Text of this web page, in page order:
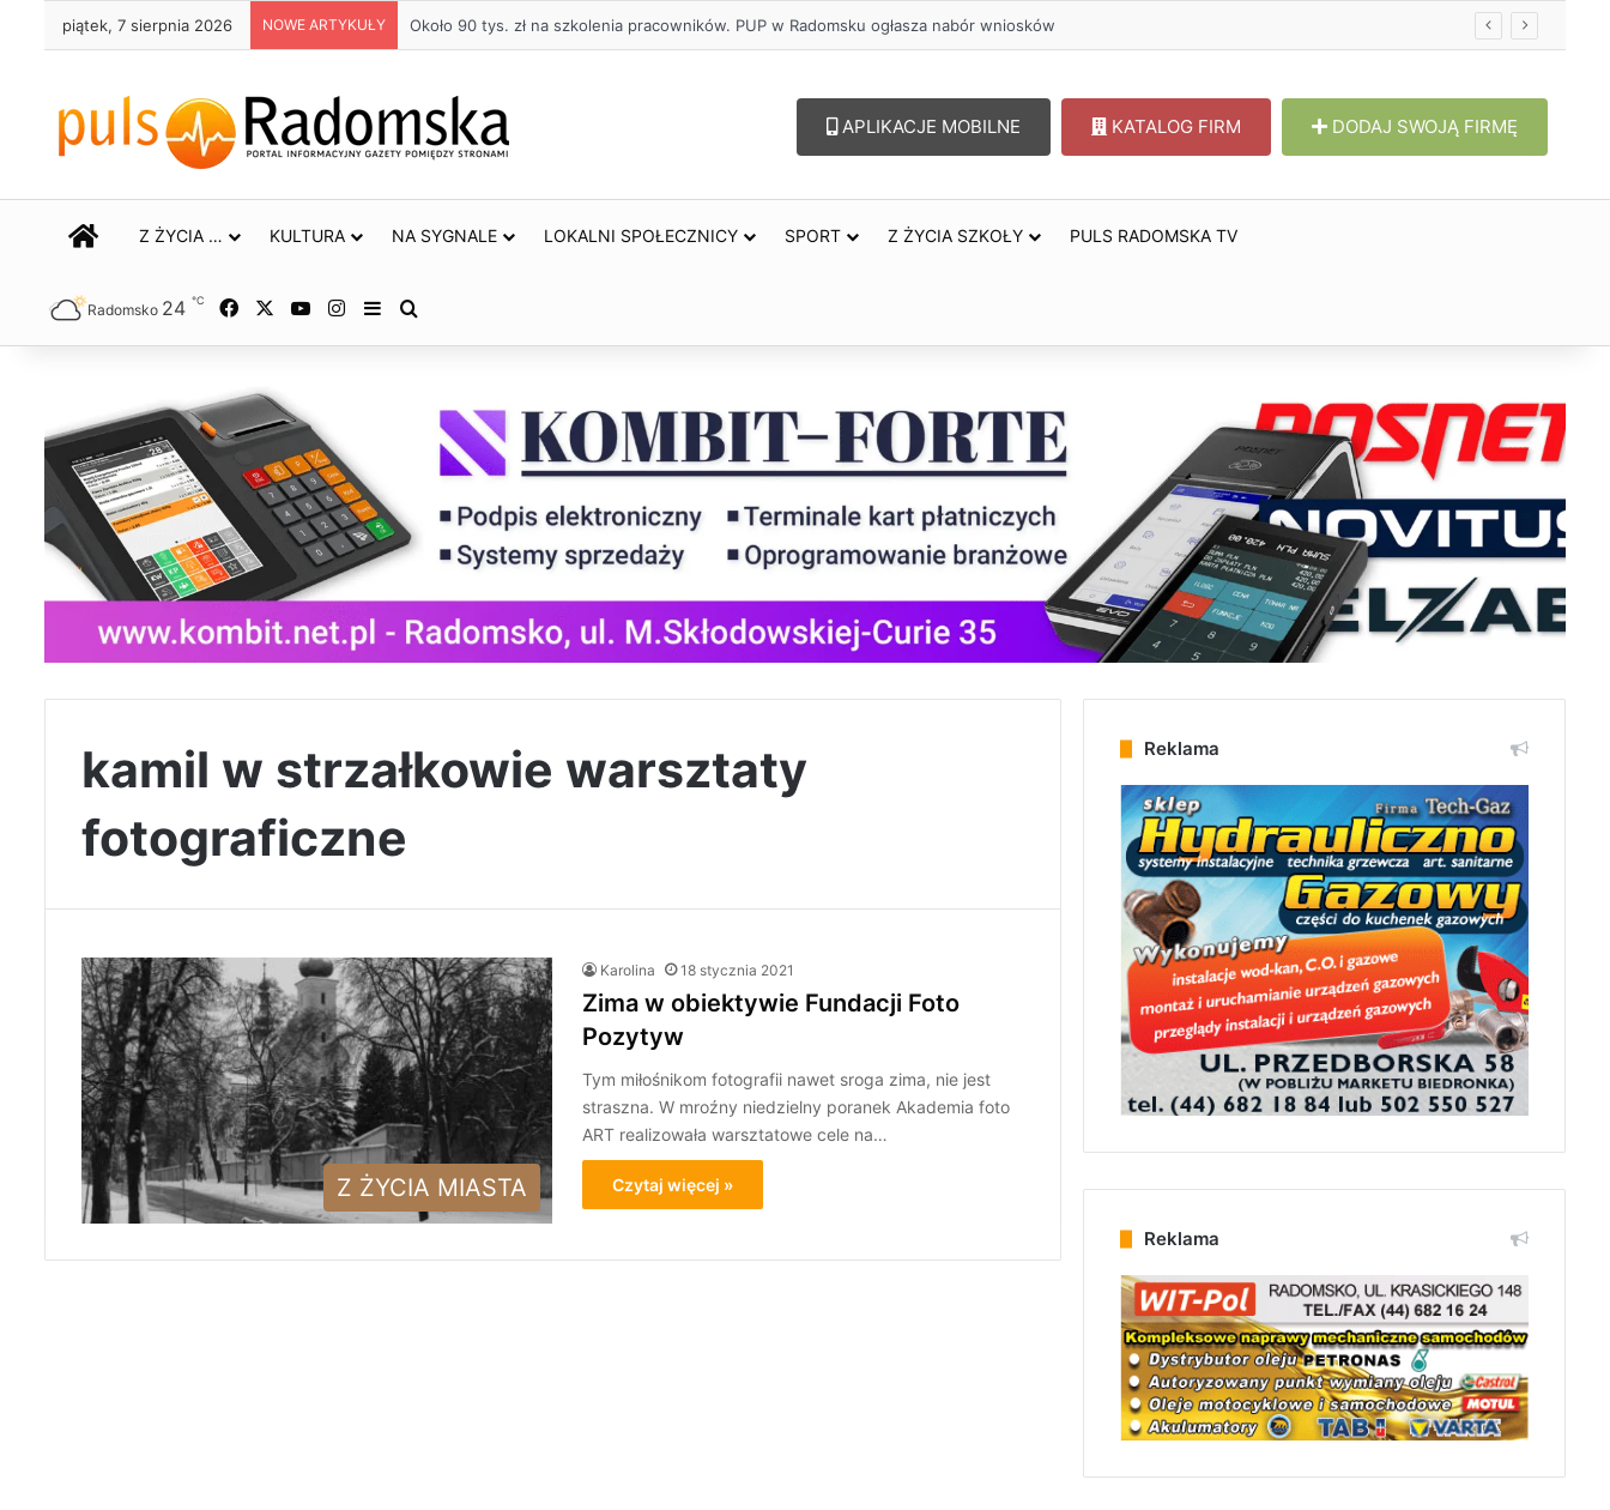
piątek, 7 sierpnia 2026 NOWE ARTYKUŁY Około 90 tys. zł na szkolenia pracowników. PUP w Radomsku ogłasza nabór wniosków
APLIKACJE MOBILNE KATALOG FIRM DODAJ SWOJĄ FIRMĘ
STRONA GŁÓWNA
Z ŻYCIA … KULTURA NA SYGNALE LOKALNI SPOŁECZNICY SPORT Z ŻYCIA SZKOŁY PULS RADOMSKA TV
Radomsko 24 ℃ Facebook YouTubeInstagram
Sidebar
kamil w strzałkowie warsztaty
fotograficzne
Z ŻYCIA MIASTA
Karolina 18 stycznia 2021
Zima w obiektywie Fundacji Foto
Pozytyw
Tym miłośnikom fotografii nawet sroga zima, nie jest
straszna. W mroźny niedzielny poranek Akademia foto
ART realizowała warsztatowe cele na…
Czytaj więcej »
Reklama
Reklama